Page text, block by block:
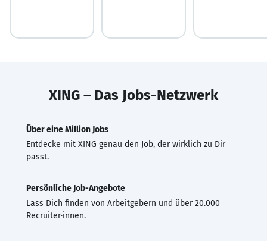
XING – Das Jobs-Netzwerk
Über eine Million Jobs
Entdecke mit XING genau den Job, der wirklich zu Dir
passt.
Persönliche Job-Angebote
Lass Dich finden von Arbeitgebern und über 20.000
Recruiter·innen.